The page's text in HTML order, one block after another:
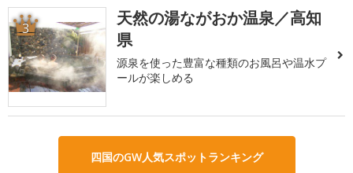
3
天然の湯ながおか温泉／高知
県
源泉を使った豊富な種類のお風呂や温水プ
ールが楽しめる
四国のGW人気スポットランキング